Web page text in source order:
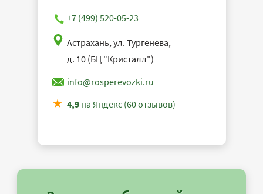
+7 (499) 520-05-23
Астрахань, ул. Тургенева,
д. 10 (БЦ "Кристалл")
info@rosperevozki.ru
4,9на Яндекс (60 отзывов)